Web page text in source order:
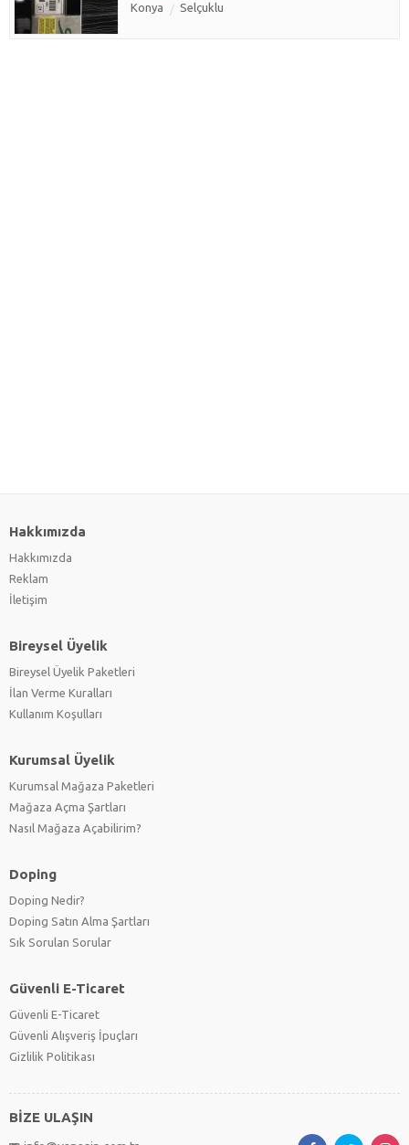
Konya Selçuklu
Hakkımızda
Hakkımızda
Reklam
İletişim
Bireysel Üyelik
Bireysel Üyelik Paketleri
İlan Verme Kuralları
Kullanım Koşulları
Kurumsal Üyelik
Kurumsal Mağaza Paketleri
Mağaza Açma Şartları
Nasıl Mağaza Açabilirim?
Doping
Doping Nedir?
Doping Satın Alma Şartları
Sık Sorulan Sorular
Güvenli E-Ticaret
Güvenli E-Ticaret
Güvenli Alışveriş İpuçları
Gizlilik Politikası
BİZE ULAŞIN